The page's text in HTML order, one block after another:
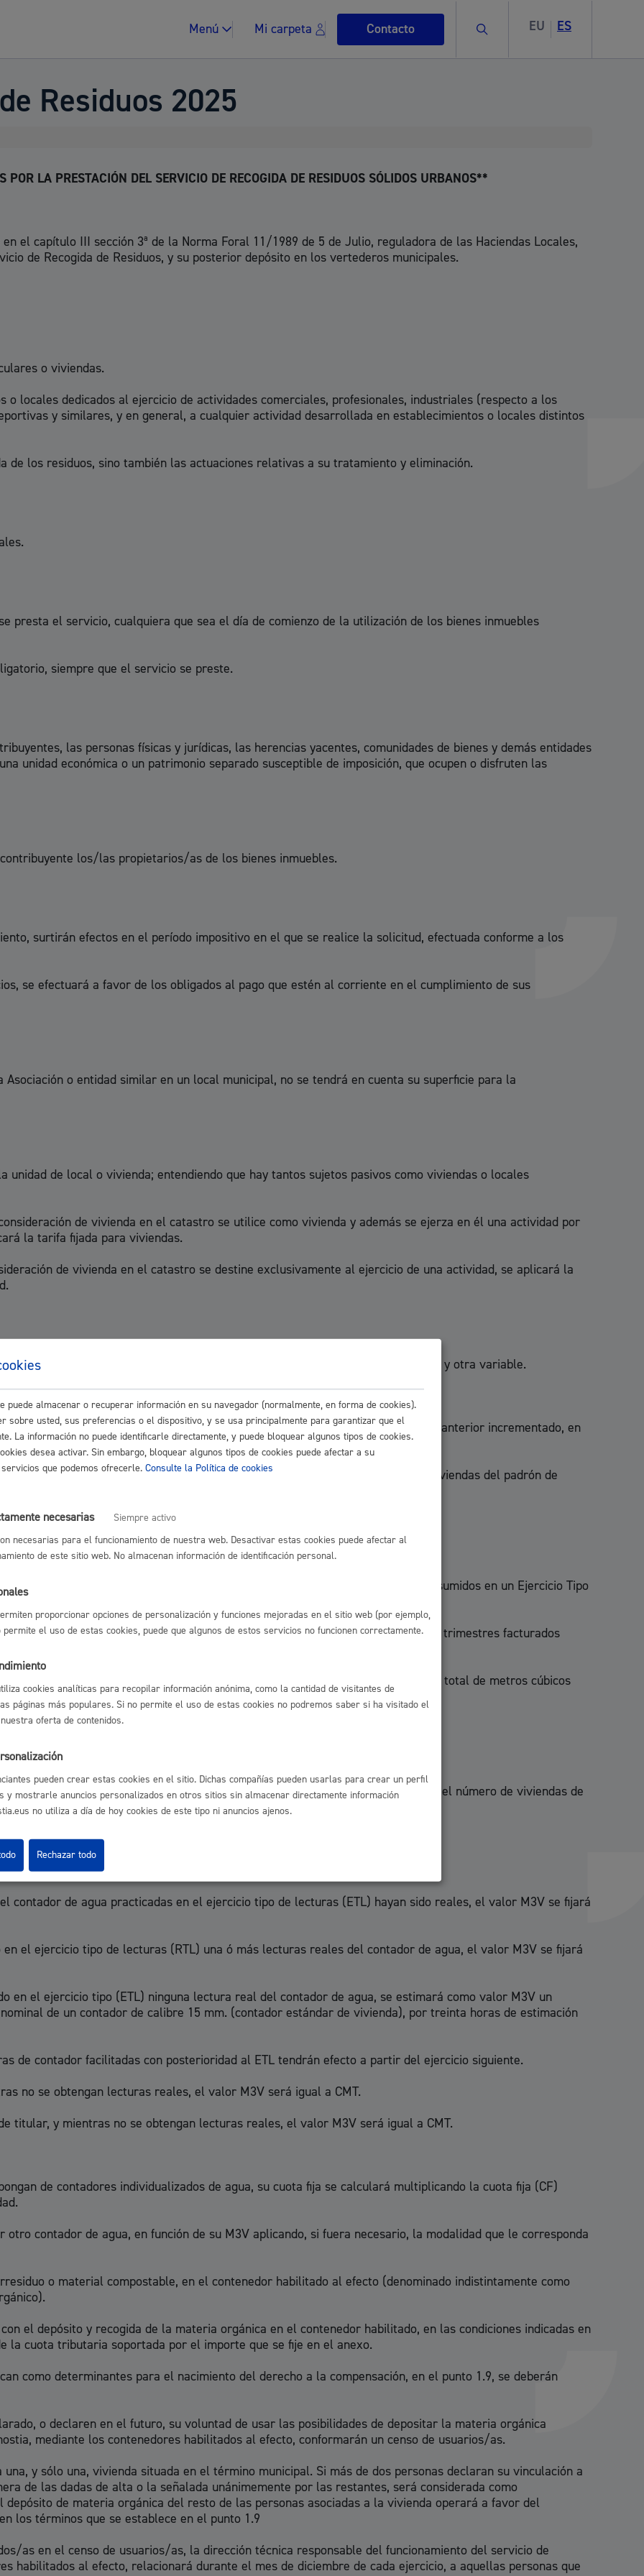
Menú Mi carpeta Contacto Buscar EU ES
Impuestos y multas
Vivienda y urbanismo
Tablón de anuncios oficiales
Residuos 2025
LA PRESTACIÓN DEL SERVICIO DE RECOGIDA DE RESIDUOS SÓLIDOS URBANOS**
el capítulo III sección 3ª de la Norma Foral 11/1989 de 5 de Julio, reguladora de las Haciendas Locales,
de Recogida de Residuos, y su posterior depósito en los vertederos municipales.
o viviendas.
o locales dedicados al ejercicio de actividades comerciales, profesionales, industriales (respecto a los
y similares, y en general, a cualquier actividad desarrollada en establecimientos o locales distintos
de los residuos, sino también las actuaciones relativas a su tratamiento y eliminación.
presta el servicio, cualquiera que sea el día de comienzo de la utilización de los bienes inmuebles
siempre que el servicio se preste.
las personas físicas y jurídicas, las herencias yacentes, comunidades de bienes y demás entidades
unidad económica o un patrimonio separado susceptible de imposición, que ocupen o disfruten las
los/las propietarios/as de los bienes inmuebles.
surtirán efectos en el período impositivo en el que se realice la solicitud, efectuada conforme a los
se efectuará a favor de los obligados al pago que estén al corriente en el cumplimiento de sus
Asociación o entidad similar en un local municipal, no se tendrá en cuenta su superficie para la
unidad de local o vivienda; entendiendo que hay tantos sujetos pasivos como viviendas o locales
de vivienda en el catastro se utilice como vivienda y además se ejerza en él una actividad por
la tarifa fijada para viviendas.
de vivienda en el catastro se destine exclusivamente al ejercicio de una actividad, se aplicará la
de residuos en viviendas está constituida por la suma de una cuota fija y otra variable.
por el importe del padrón de la tasa de residuos de vivienda del año anterior incrementado, en
se denomina padrón base (PB).
resultado de dividir el 65 por ciento del padrón base (PB), entre el número de viviendas del padrón de
una de las viviendas del padrón de basuras.
multiplicando el número de metros cúbicos de agua, reales o estimados, consumidos en un Ejercicio Tipo
tipo anual (TTA).
se considerará como consumo de agua, el consumo de los últimos cuatro trimestres facturados
es el resultado de dividir el 35 por ciento del padrón base (PB), entre el número total de metros cúbicos
en el conjunto de las viviendas del padrón (M3P).
el consumo total de agua del conjunto de viviendas del padrón (M3P) entre el número de viviendas de
vivienda (M3V) en un ejercicio tipo de lecturas:
contador de agua practicadas en el ejercicio tipo de lecturas (ETL) hayan sido reales, el valor M3V se fijará
el ejercicio tipo de lecturas (RTL) una ó más lecturas reales del contador de agua, el valor M3V se fijará
en el ejercicio tipo (ETL) ninguna lectura real del contador de agua, se estimará como valor M3V un
de un contador de calibre 15 mm. (contador estándar de vivienda), por treinta horas de estimación
de contador facilitadas con posterioridad al ETL tendrán efecto a partir del ejercicio siguiente.
no se obtengan lecturas reales, el valor M3V será igual a CMT.
titular, y mientras no se obtengan lecturas reales, el valor M3V será igual a CMT.
de contadores individualizados de agua, su cuota fija se calculará multiplicando la cuota fija (CF)
contador de agua, en función de su M3V aplicando, si fuera necesario, la modalidad que le corresponda
o material compostable, en el contenedor habilitado al efecto (denominado indistintamente como
el depósito y recogida de la materia orgánica en el contenedor habilitado, en las condiciones indicadas en
la cuota tributaria soportada por el importe que se fije en el anexo.
como determinantes para el nacimiento del derecho a la compensación, en el punto 1.9, se deberán
o declaren en el futuro, su voluntad de usar las posibilidades de depositar la materia orgánica
mediante los contenedores habilitados al efecto, conformarán un censo de usuarios/as.
y sólo una, vivienda situada en el término municipal. Si más de dos personas declaran su vinculación a
de las dadas de alta o la señalada unánimemente por las restantes, será considerada como
depósito de materia orgánica del resto de las personas asociadas a la vivienda operará a favor del
los términos que se establece en el punto 1.9
as en el censo de usuarios/as, la dirección técnica responsable del funcionamiento del servicio de
habilitados al efecto, relacionará durante el mes de diciembre de cada ejercicio, a aquellas personas que
puede almacenar o recuperar información en su navegador (normalmente, en forma de cookies).
sobre usted, sus preferencias o el dispositivo, y se usa principalmente para garantizar que el
La información no puede identificarle directamente, y puede bloquear algunos tipos de cookies.
desea activar. Sin embargo, bloquear algunos tipos de cookies puede afectar a su
que podemos ofrecerle. Consulte la Política de cookies
necesarias
Siempre activo
necesarias para el funcionamiento de nuestra web. Desactivar estas cookies puede afectar al
de este sitio web. No almacenan información de identificación personal.
proporcionar opciones de personalización y funciones mejoradas en el sitio web (por ejemplo,
permite el uso de estas cookies, puede que algunos de estos servicios no funcionen correctamente.
cookies analíticas para recopilar información anónima, como la cantidad de visitantes de
páginas más populares. Si no permite el uso de estas cookies no podremos saber si ha visitado el
oferta de contenidos.
pueden crear estas cookies en el sitio. Dichas compañías pueden usarlas para crear un perfil
y mostrarle anuncios personalizados en otros sitios sin almacenar directamente información
no utiliza a día de hoy cookies de este tipo ni anuncios ajenos.
Rechazar todo